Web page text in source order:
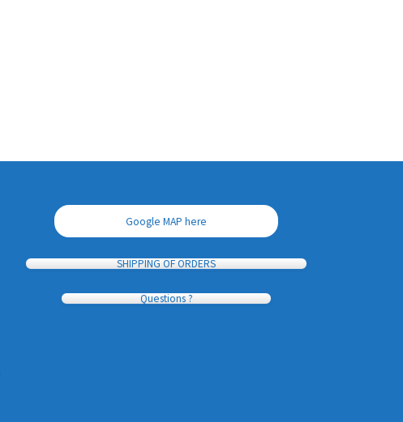
Google MAP here
SHIPPING OF ORDERS
Questions ?